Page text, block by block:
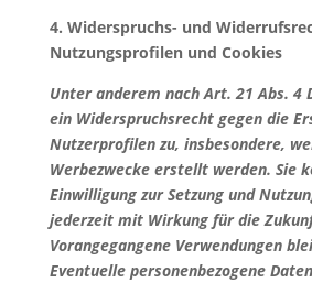
4. Widerspruchs- und
Nutzungsprofilen und Cookies
Unter anderem nach Art. 21 Abs. 4
ein Widerspruchsrecht gegen die
Nutzerprofilen zu, insbesondere,
Werbezwecke erstellt werden. Sie
Einwilligung zur Setzung und
jederzeit mit Wirkung für die
Vorangegangene Verwendungen
Eventuelle personenbezogene